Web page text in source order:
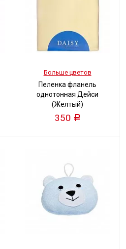
Больше цветов
Пеленка фланель
однотонная Дейси
(Желтый)
350 Р